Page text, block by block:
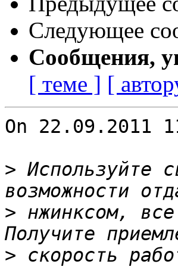
Следующее
Сообщения,
[ теме ] [
On 22.09.2011
> Используйте
> нжинксом,
>